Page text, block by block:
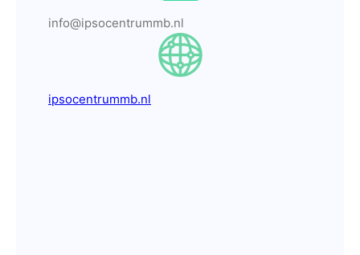
info@ipsocentrummb.nl
ipsocentrummb.nl